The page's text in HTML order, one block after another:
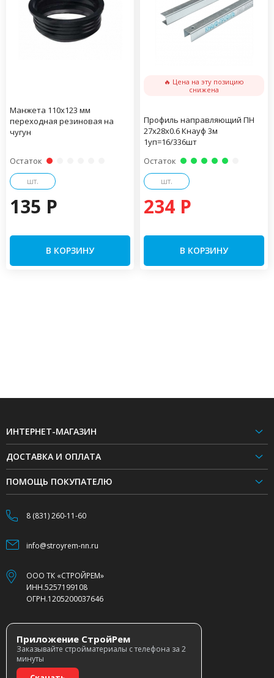
Манжета 110х123 мм
переходная резиновая на
чугун
Остаток
шт.
135 P
В КОРЗИНУ
🔥 Цена на эту позицию
снижена
Профиль направляющий ПН
27х28х0.6 Кнауф 3м
1уп=16/336шт
Остаток
шт.
234 P
В КОРЗИНУ
ИНТЕРНЕТ-МАГАЗИН
ДОСТАВКА И ОПЛАТА
ПОМОЩЬ ПОКУПАТЕЛЮ
8 (831) 260-11-60
info@stroyrem-nn.ru
ООО ТК «СТРОЙРЕМ»
ИНН.5257199108
ОГРН.1205200037646
Приложение СтройРем
Заказывайте стройматериалы с телефона за 2
минуты